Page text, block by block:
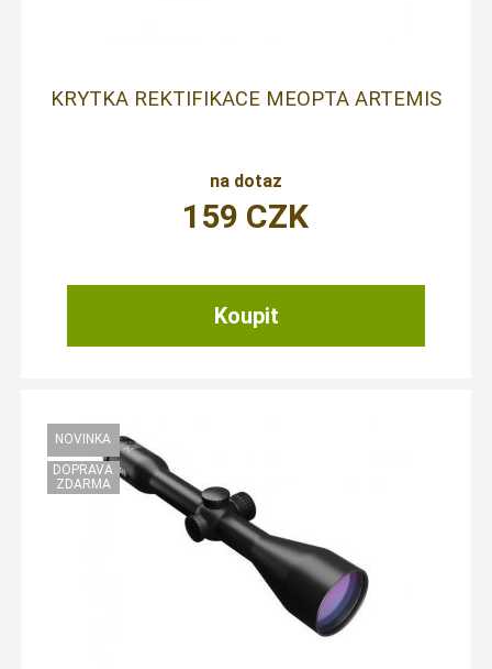
KRYTKA REKTIFIKACE MEOPTA ARTEMIS
na dotaz
159 CZK